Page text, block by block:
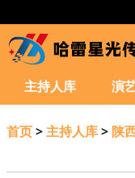
主持人库 演
首页>主持人库> 陕